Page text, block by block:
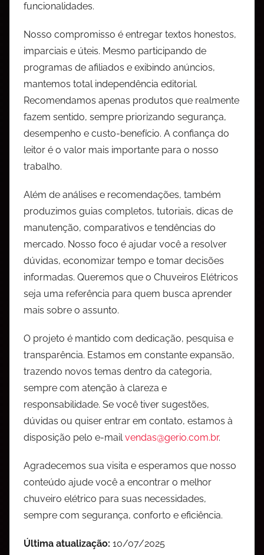
funcionalidades.
Nosso compromisso é entregar textos honestos,
imparciais e úteis. Mesmo participando de
programas de afiliados e exibindo anúncios,
mantemos total independência editorial.
Recomendamos apenas produtos que realmente
fazem sentido, sempre priorizando segurança,
desempenho e custo-benefício. A confiança do
leitor é o valor mais importante para o nosso
trabalho.
Além de análises e recomendações, também
produzimos guias completos, tutoriais, dicas de
manutenção, comparativos e tendências do
mercado. Nosso foco é ajudar você a resolver
dúvidas, economizar tempo e tomar decisões
informadas. Queremos que o Chuveiros Elétricos
seja uma referência para quem busca aprender
mais sobre o assunto.
O projeto é mantido com dedicação, pesquisa e
transparência. Estamos em constante expansão,
trazendo novos temas dentro da categoria,
sempre com atenção à clareza e
responsabilidade. Se você tiver sugestões,
dúvidas ou quiser entrar em contato, estamos à
disposição pelo e-mailvendas@gerio.com.br.
Agradecemos sua visita e esperamos que nosso
conteúdo ajude você a encontrar o melhor
chuveiro elétrico para suas necessidades,
sempre com segurança, conforto e eficiência.
Última atualização: 10/07/2025